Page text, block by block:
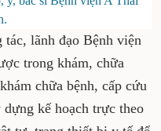
lãnh đạo Bệnh viện
trong khám, chữa
chữa bệnh, cấp cứu
kế hoạch trực theo